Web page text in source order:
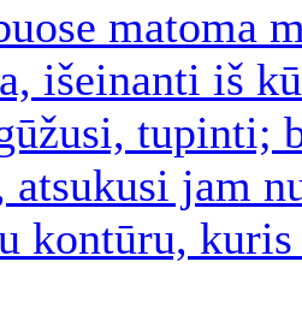
matoma
išeinanti iš
tupinti;
atsukusi jam
kontūru,